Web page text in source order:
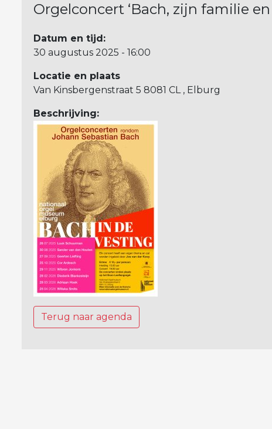
Orgelconcert ‘Bach, zijn familie
Datum en tijd:
30 augustus 2025 - 16:00
Locatie en plaats
Van Kinsbergenstraat 5 8081 CL , Elburg
Beschrijving:
Terug naar agenda